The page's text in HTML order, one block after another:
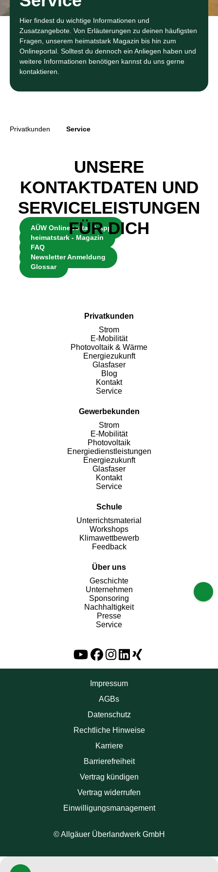
Hier findest du wichtige Informationen und
Zusatzangebote. Von Erläuterungen zu deinen häufigsten
Fragen, unserem heimatstark Magazin bis hin zum
Onlineportal. Solltest du dennoch ein Anliegen haben und
weitere Informationen benötigen kannst du uns gerne
kontaktieren.
Privatkunden Service
UNSERE
KONTAKTDATEN UND
SERVICELEISTUNGEN
FÜR DICH
AÜW Onlineportal & App
heimatstark - Magazin
FAQ
Newsletter Anmeldung
Glossar
Privatkunden
Strom
E-Mobilität
Photovoltaik & Wärme
Energiezukunft
Glasfaser
Blog
Kontakt
Service
Gewerbekunden
Strom
E-Mobilität
Photovoltaik
Energiedienstleistungen
Energiezukunft
Glasfaser
Kontakt
Service
Schule
Unterrichtsmaterial
Workshops
Klimawettbewerb
Feedback
Über uns
Geschichte
Unternehmen
Sponsoring
Nachhaltigkeit
Presse
Service
Impressum
AGBs
Datenschutz
Rechtliche Hinweise
Karriere
Barrierefreiheit
Vertrag kündigen
Vertrag widerrufen
Einwilligungsmanagement
© Allgäuer Überlandwerk GmbH